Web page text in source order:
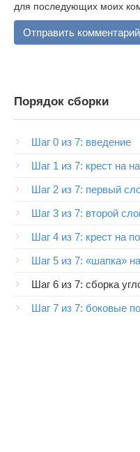
для последующих моих
Порядок сборки
Шаг 0 из 7: введение
Шаг 1 из 7: крест на
Шаг 2 из 7: первый
Шаг 3 из 7: второй
Шаг 4 из 7: крест на
Шаг 5 из 7: «шапка»
Шаг 6 из 7: сборка
Шаг 7 из 7: боковые